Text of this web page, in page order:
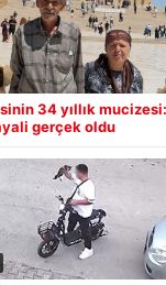
34 yıllık mucizesi:
gerçek oldu